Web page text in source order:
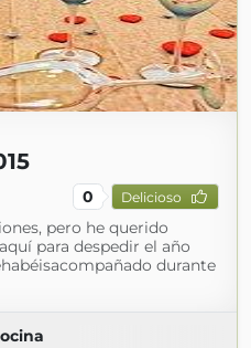
0 Delicioso
pero he querido
para despedir el año
durante